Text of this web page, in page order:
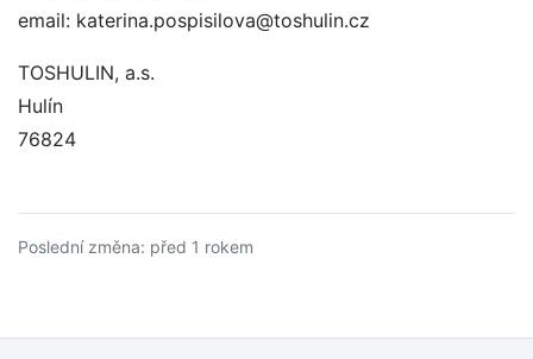
email: katerina.pospisilova@toshulin.cz
TOSHULIN, a.s.
Hulín
76824
Poslední změna: před 1 rokem